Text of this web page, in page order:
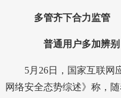
多管齐下合力监管
普通用户多加辨别
5月26日，国家互联网应
网络安全态势综述》称，